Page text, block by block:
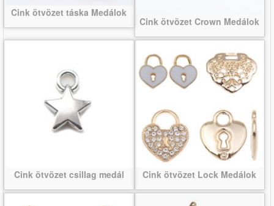
Cink ötvözet táska Medálok
Cink ötvözet Crown Medálok
Cink ötvözet csillag medál Cink ötvözet Lock Medálok